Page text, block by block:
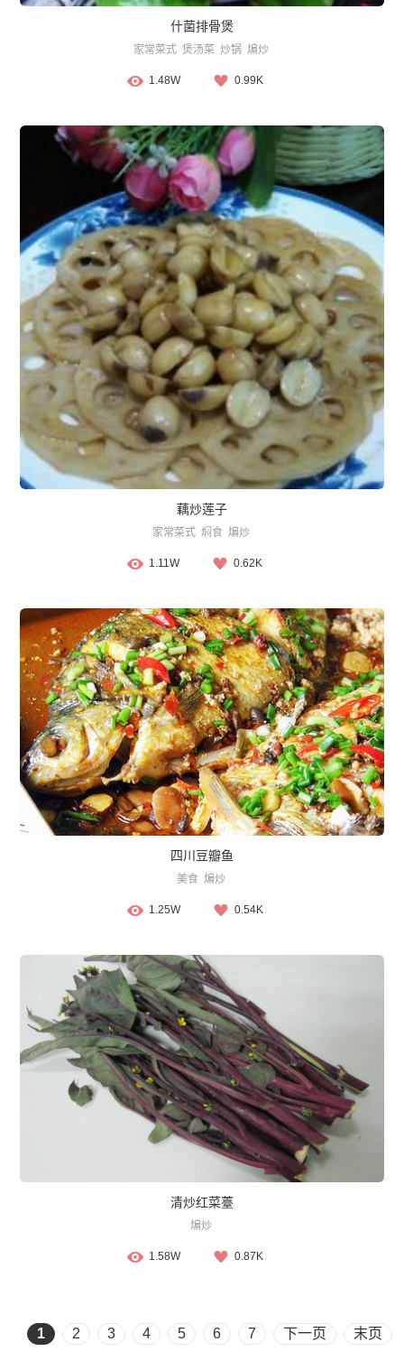
什菌排骨煲
家常菜式 煲汤菜 炒锅 煸炒
1.48W 0.99K
藕炒莲子
家常菜式 焖食 煸炒
1.11W 0.62K
四川豆瓣鱼
美食 煸炒
1.25W 0.54K
清炒红菜薹
煸炒
1.58W 0.87K
1 2 3 4 5 6 7 下一页 末页